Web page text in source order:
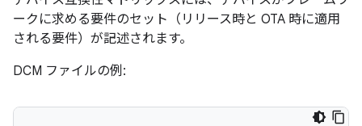
ークに求める要件のセット（リリース時と OTA 時に適用
される要件）が記述されます。
DCM ファイルの例: